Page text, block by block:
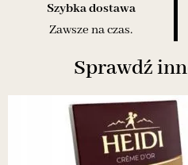
Szybka dostawa
Zawsze na czas.
Sprawdź